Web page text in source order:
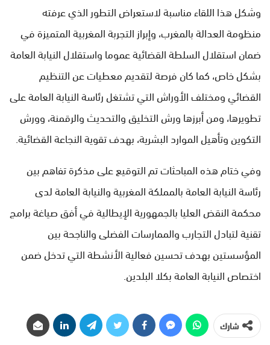
وشكل هذا اللقاء مناسبة لاستعراض التطور الذي عرفته
منظومة العدالة بالمغرب، وإبراز التجربة المغربية المتميزة في
ضمان استقلال السلطة القضائية عموما واستقلال النيابة العامة
بشكل خاص، كما كان فرصة لتقديم معطيات عن التنظيم
القضائي ومختلف الأوراش التي تشتغل رئاسة النيابة العامة على
تطويرها، ومن أبرزها ورش التخليق والتحديث والرقمنة، وورش
التكوين وتأهيل الموارد البشرية، بهدف تقوية النجاعة القضائية.
وفي ختام هذه المباحثات تم التوقيع على مذكرة تفاهم بين
رئاسة النيابة العامة بالمملكة المغربية والنيابة العامة لدى
محكمة النقض العليا بالجمهورية الإيطالية في أفق صياغة برامج
تقنية لتبادل التجارب والممارسات الفضلى والناجحة بين
المؤسستين بهدف تحسين فعالية الأنشطة التي تدخل ضمن
اختصاص النيابة العامة بكلا البلدين.
شارك